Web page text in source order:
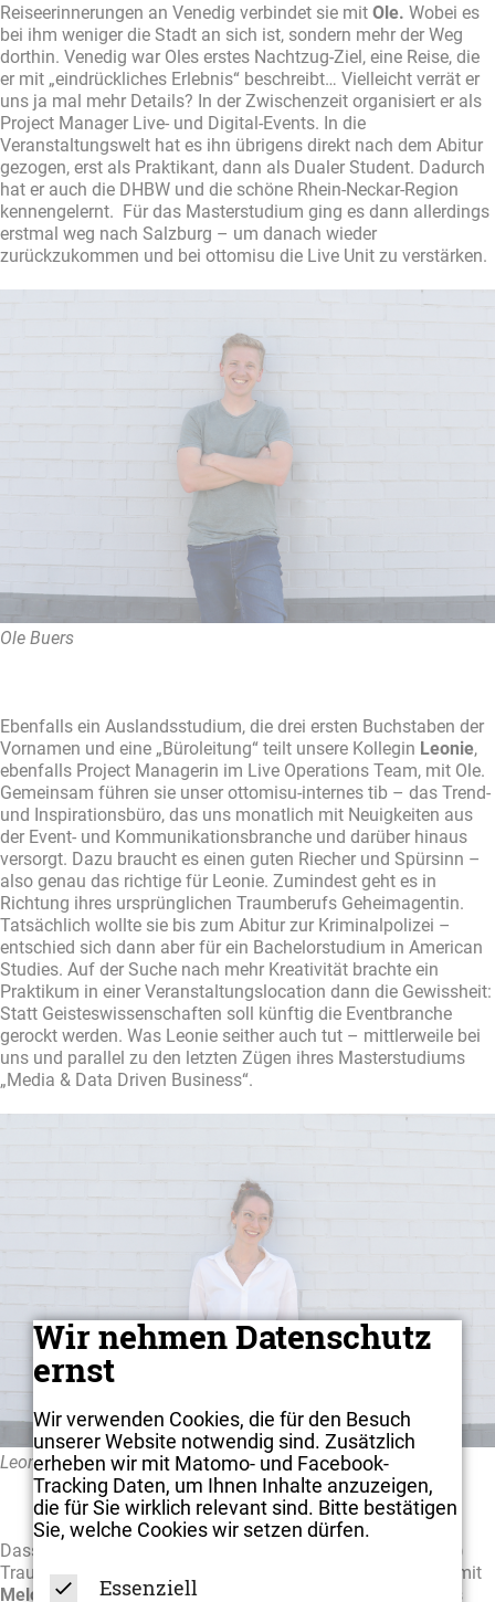
Reiseerinnerungen an Venedig verbindet sie mit Ole. Wobei es
bei ihm weniger die Stadt an sich ist, sondern mehr der Weg
dorthin. Venedig war Oles erstes Nachtzug-Ziel, eine Reise, die
er mit „eindrückliches Erlebnis“ beschreibt… Vielleicht verrät er
uns ja mal mehr Details? In der Zwischenzeit organisiert er als
Project Manager Live- und Digital-Events. In die
Veranstaltungswelt hat es ihn übrigens direkt nach dem Abitur
gezogen, erst als Praktikant, dann als Dualer Student. Dadurch
hat er auch die DHBW und die schöne Rhein-Neckar-Region
kennengelernt. Für das Masterstudium ging es dann allerdings
erstmal weg nach Salzburg – um danach wieder
zurückzukommen und bei ottomisu die Live Unit zu verstärken.
Ole Buers
Ebenfalls ein Auslandsstudium, die drei ersten Buchstaben der
Vornamen und eine „Büroleitung“ teilt unsere Kollegin Leonie,
ebenfalls Project Managerin im Live Operations Team, mit Ole.
Gemeinsam führen sie unser ottomisu-internes tib – das Trend-
und Inspirationsbüro, das uns monatlich mit Neuigkeiten aus
der Event- und Kommunikationsbranche und darüber hinaus
versorgt. Dazu braucht es einen guten Riecher und Spürsinn –
also genau das richtige für Leonie. Zumindest geht es in
Richtung ihres ursprünglichen Traumberufs Geheimagentin.
Tatsächlich wollte sie bis zum Abitur zur Kriminalpolizei –
entschied sich dann aber für ein Bachelorstudium in American
Studies. Auf der Suche nach mehr Kreativität brachte ein
Praktikum in einer Veranstaltungslocation dann die Gewissheit:
Statt Geisteswissenschaften soll künftig die Eventbranche
gerockt werden. Was Leonie seither auch tut – mittlerweile bei
uns und parallel zu den letzten Zügen ihres Masterstudiums
„Media & Data Driven Business“.
Leonie Maier
Dass Leonie Krimis liest, ist vermutlich ihrem (ehemaligen?)
Traumberuf geschuldet – und eine Gemeinsamkeit, die sie mit
Melodi teilt, die unser Back Office verstärkt. Aktuell noch als
Wir nehmen Datenschutz
ernst
Wir verwenden Cookies, die für den Besuch
unserer Website notwendig sind. Zusätzlich
erheben wir mit Matomo- und Facebook-
Tracking Daten, um Ihnen Inhalte anzuzeigen,
die für Sie wirklich relevant sind. Bitte bestätigen
Sie, welche Cookies wir setzen dürfen.
Essenziell